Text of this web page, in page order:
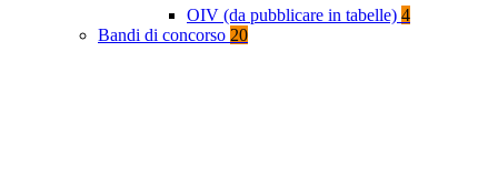
OIV (da pubblicare in tabelle) 4
Bandi di concorso 20